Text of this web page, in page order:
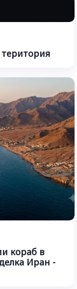
кораб в
Иран -